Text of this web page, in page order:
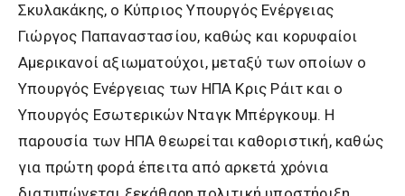
Σκυλακάκης, ο Κύπριος Υπουργός Ενέργειας
Γιώργος Παπαναστασίου, καθώς και κορυφαίοι
Αμερικανοί αξιωματούχοι, μεταξύ των οποίων ο
Υπουργός Ενέργειας των ΗΠΑ Κρις Ράιτ και ο
Υπουργός Εσωτερικών Νταγκ Μπέργκουμ. Η
παρουσία των ΗΠΑ θεωρείται καθοριστική, καθώς
για πρώτη φορά έπειτα από αρκετά χρόνια